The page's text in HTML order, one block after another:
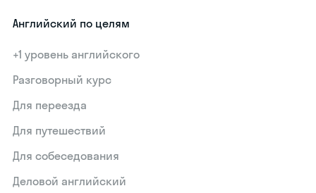
Английский по целям
+1 уровень английского
Разговорный курс
Для переезда
Для путешествий
Для собеседования
Деловой английский